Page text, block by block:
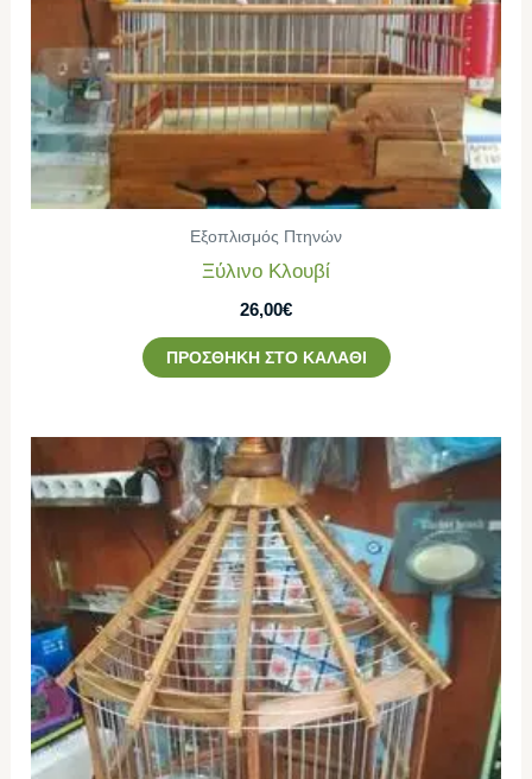
Εξοπλισμός Πτηνών
Ξύλινο Κλουβί
26,00€
ΠΡΟΣΘΉΚΗ ΣΤΟ ΚΑΛΆΘΙ